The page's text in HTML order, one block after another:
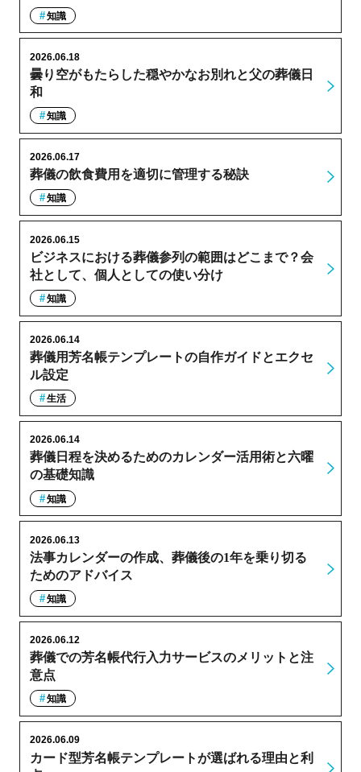
知識
曇り空がもたらした穏やかなお別れと父の葬儀日
和
2026.06.18
知識
葬儀の飲食費用を適切に管理する秘訣
2026.06.17
知識
ビジネスにおける葬儀参列の範囲はどこまで？会
社として、個人としての使い分け
2026.06.15
知識
葬儀用芳名帳テンプレートの自作ガイドとエクセ
ル設定
2026.06.14
生活
葬儀日程を決めるためのカレンダー活用術と六曜
の基礎知識
2026.06.14
知識
法事カレンダーの作成、葬儀後の1年を乗り切る
ためのアドバイス
2026.06.13
知識
葬儀での芳名帳代行入力サービスのメリットと注
意点
2026.06.12
知識
カード型芳名帳テンプレートが選ばれる理由と利
2026.06.09